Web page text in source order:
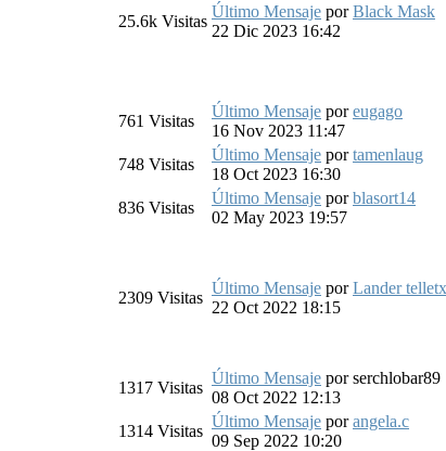
25.6k Visitas
Último Mensaje porBlack Mask
22 Dic 2023 16:42
761 Visitas
Último Mensaje poreugago
16 Nov 2023 11:47
748 Visitas
Último Mensaje portamenlaug
18 Oct 2023 16:30
836 Visitas
Último Mensaje porblasort14
02 May 2023 19:57
2309 Visitas
Último Mensaje porLander
22 Oct 2022 18:15
1317 Visitas
Último Mensaje porserchlobar89
08 Oct 2022 12:13
1314 Visitas
Último Mensaje porangela.c
09 Sep 2022 10:20